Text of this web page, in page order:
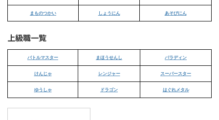
まものつかい しょうにん あそびにん
上級職一覧
バトルマスター まほうせんし パラディン
けんじゃ レンジャー スーパースター
ゆうしゃ ドラゴン はぐれメタル